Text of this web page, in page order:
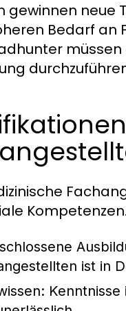
gewinnen neue
Bedarf an
ist in